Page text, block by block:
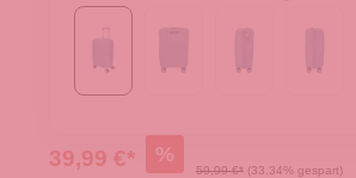
39,99 €* %
59,99 €* (33.34% gespart)